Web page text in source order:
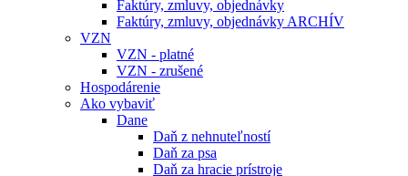
Faktúry, zmluvy, objednávky
Faktúry, zmluvy, objednávky ARCHÍV
VZN
VZN - platné
VZN - zrušené
Hospodárenie
Ako vybaviť
Dane
Daň z nehnuteľností
Daň za psa
Daň za hracie prístroje